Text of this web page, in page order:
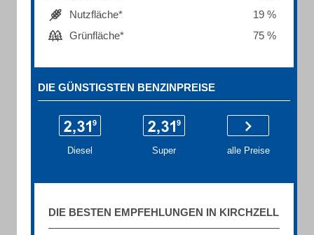
Nutzfläche*
19 %
Grünfläche*
75 %
DIE GÜNSTIGSTEN BENZINPREISE
Diesel Super alle Preise
DIE BESTEN EMPFEHLUNGEN IN KIRCHZELL